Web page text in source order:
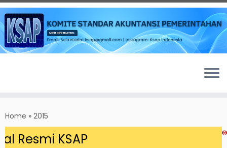
to
content
Home » 2015
KSAP